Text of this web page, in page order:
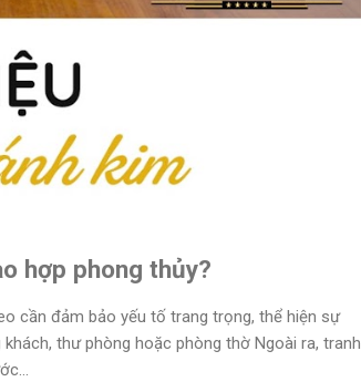
hợp phong thủy?
cần đảm bảo yếu tố trang trọng, thể hiện sự
thư phòng hoặc phòng thờ Ngoài ra, tranh